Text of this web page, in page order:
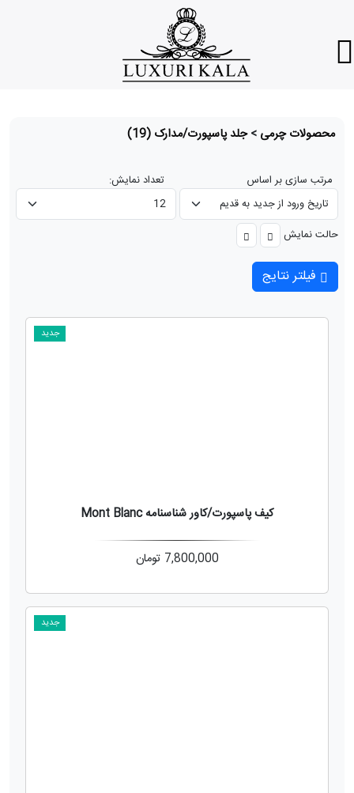
محصولات چرمی >جلد پاسپورت/مدارک (19)
مرتب سازی بر اساس تعداد نمایش:
حالت نمایش
فیلتر نتایج
جدید
کیف پاسپورت/کاور شناسنامه Mont Blanc
7,800,000 تومان
جدید